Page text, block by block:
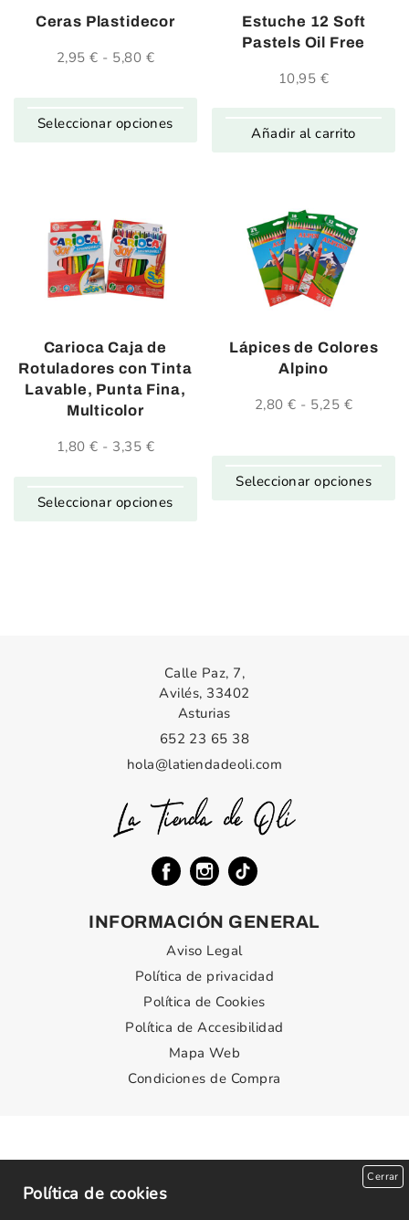
Ceras Plastidecor
2,95€ - 5,80 €
2,95 €
Seleccionar opciones
Estuche 12 Soft
Pastels Oil Free
10,95 €
Añadir al carrito
Carioca Caja de
Rotuladores con Tinta
Lavable, Punta Fina,
Multicolor
1,80€ - 3,35 €
desde
Seleccionar opciones
Lápices de Colores
Alpino
2,80€ - 5,25 €
2,80 €
Seleccionar opciones
Calle Paz, 7,
Avilés, 33402
Asturias
652 23 65 38
hola@latiendadeoli.com
INFORMACIÓN GENERAL
Aviso Legal
Política de privacidad
Política de Cookies
Política de Accesibilidad
Mapa Web
Condiciones de Compra
Cerrar
Política de cookies